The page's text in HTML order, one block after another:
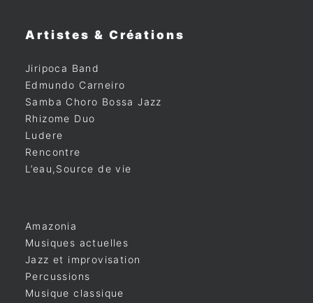
Artistes & Créations
Jiripoca Band
Edmundo Carneiro
Samba Choro Bossa Jazz
Rhizome Duo
Ludere
Rencontre
L’eau,Source de vie
Amazonia
Musiques actuelles
Jazz et improvisation
Percussions
Musique classique